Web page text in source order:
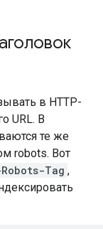
в HTTP-
URL. В
те же
robots. Вот
Tag ,